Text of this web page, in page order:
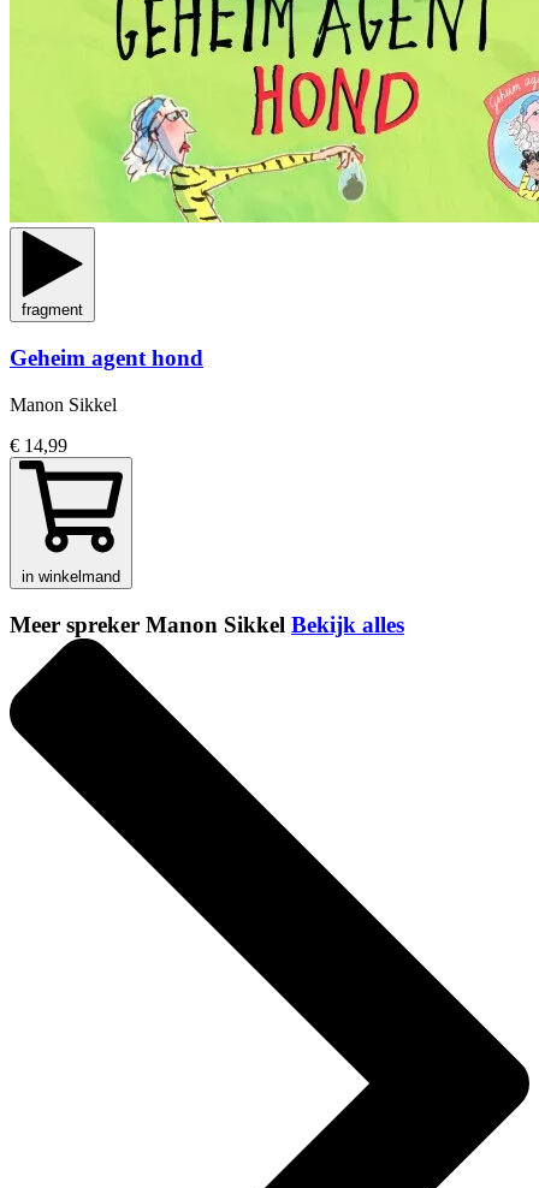
fragment
Geheim agent hond
Manon Sikkel
€ 14,99
in winkelmand
Meer spreker Manon Sikkel Bekijk alles